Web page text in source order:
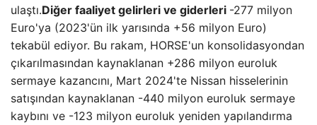
ulaştı.Diğer faaliyet gelirleri ve giderleri -277 milyon
Euro'ya (2023'ün ilk yarısında +56 milyon Euro)
tekabül ediyor. Bu rakam, HORSE'un konsolidasyondan
çıkarılmasından kaynaklanan +286 milyon euroluk
sermaye kazancını, Mart 2024'te Nissan hisselerinin
satışından kaynaklanan -440 milyon euroluk sermaye
kaybını ve -123 milyon euroluk yeniden yapılandırma